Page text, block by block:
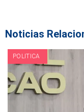
Noticias
POLITICA